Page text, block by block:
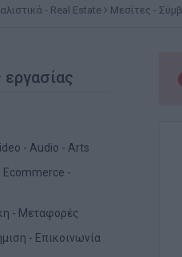
- Real Estate Μεσίτες -
- Audio - Arts
Ecommerce -
- Μεταφορές
- Επικοινωνία